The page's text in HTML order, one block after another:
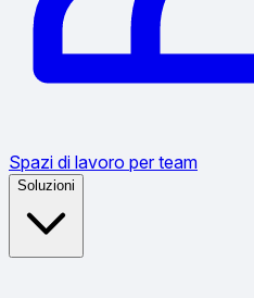
Spazi di lavoro per team
Soluzioni